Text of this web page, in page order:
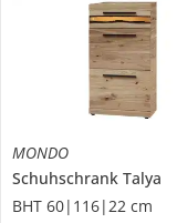
MONDO
Schuhschrank Talya
BHT 60|116|22 cm